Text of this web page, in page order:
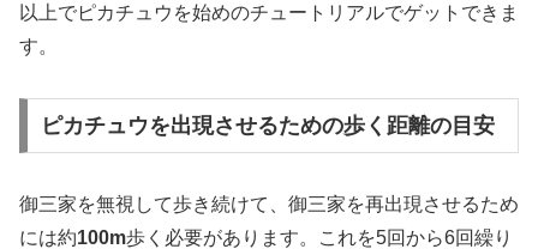
以上でピカチュウを始めのチュートリアルでゲットできま
す。
ピカチュウを出現させるための歩く距離の目安
御三家を無視して歩き続けて、御三家を再出現させるため
には約100m歩く必要があります。これを5回から6回繰り